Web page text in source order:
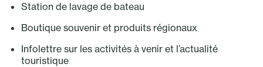
Station de lavage de bateau
Boutique souvenir et produits régionaux
Infolettre sur les activités à venir et l’actualité
touristique